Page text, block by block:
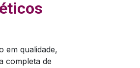
em qualidade,
completa de